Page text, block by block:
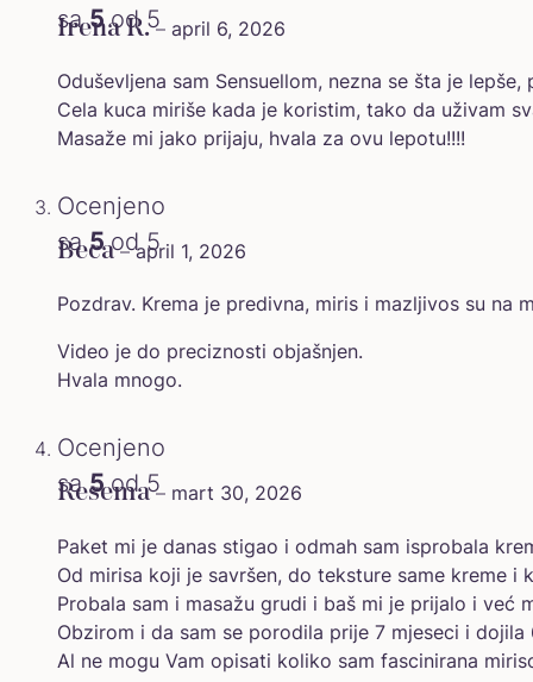
sa5od 5
Irena R.– april 6, 2026
Oduševljena sam Sensuellom, nezna se šta je
Cela kuca miriše kada je koristim, tako da uživam
Masaže mi jako prijaju, hvala za ovu lepotu!!!!
Ocenjeno
sa5od 5
Beca– april 1, 2026
Pozdrav. Krema je predivna, miris i mazljivos su na
Video je do preciznosti objašnjen.
Hvala mnogo.
Ocenjeno
sa5od 5
Resema– mart 30, 2026
Paket mi je danas stigao i odmah sam isprobala
Od mirisa koji je savršen, do teksture same kreme
Probala sam i masažu grudi i baš mi je prijalo i već
Obzirom i da sam se porodila prije 7 mjeseci i dojila
Al ne mogu Vam opisati koliko sam fascinirana